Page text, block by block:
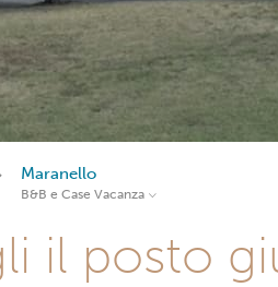
Maranello
B&B e Case Vacanza
il posto